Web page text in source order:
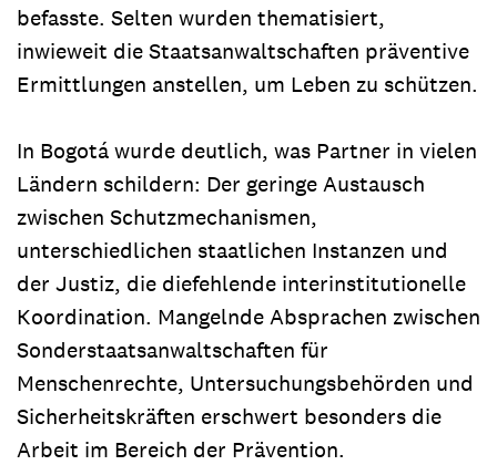
befasste. Selten wurden thematisiert,
inwieweit die Staatsanwaltschaften präventive
Ermittlungen anstellen, um Leben zu schützen.
In Bogotá wurde deutlich, was Partner in vielen
Ländern schildern: Der geringe Austausch
zwischen Schutzmechanismen,
unterschiedlichen staatlichen Instanzen und
der Justiz, die diefehlende interinstitutionelle
Koordination. Mangelnde Absprachen zwischen
Sonderstaatsanwaltschaften für
Menschenrechte, Untersuchungsbehörden und
Sicherheitskräften erschwert besonders die
Arbeit im Bereich der Prävention.